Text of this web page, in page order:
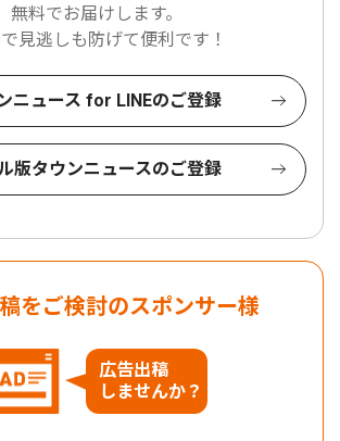
無料でお届けします。
見逃しも防げて便利です！
ニュース for LINEのご登録
版タウンニュースのご登録
をご検討のスポンサー様
広告出稿
しませんか？